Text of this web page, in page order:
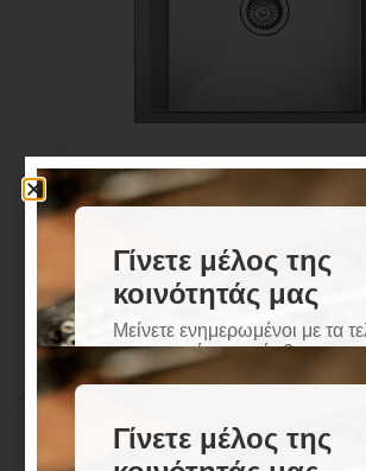
Περιγραφή Επιπλέον
Περιγραφή